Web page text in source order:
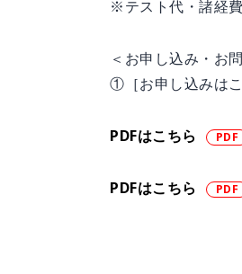
※テスト代・諸経
＜お申し込み・お
①［お申し込みは
PDFはこちら
PDFはこちら